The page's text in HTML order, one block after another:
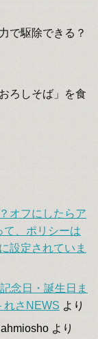
で駆除できる？
ろしそば」を食
オフにしたらア
て、ポリシーは
設定されていま
念日・誕生日ま
れさNEWS より
ahmiosho より